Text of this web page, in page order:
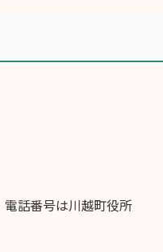
話番号は川越町役所